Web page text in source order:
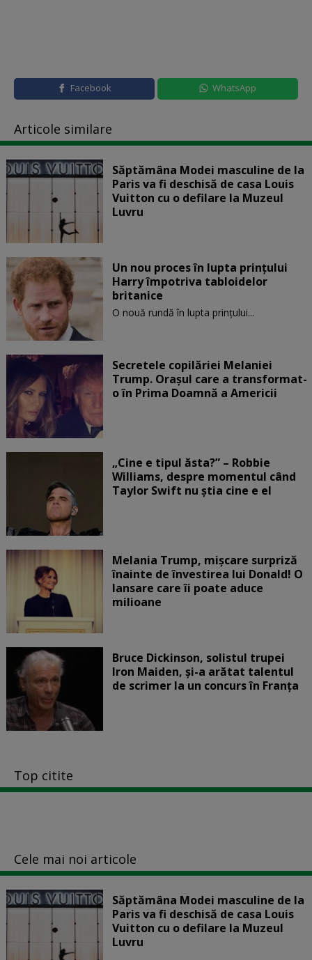
Facebook WhatsApp
Articole similare
Săptămâna Modei masculine de la
Paris va fi deschisă de casa Louis
Vuitton cu o defilare la Muzeul
Luvru
Un nou proces în lupta prinţului
Harry împotriva tabloidelor
britanice
O nouă rundă în lupta prinţului...
Secretele copilăriei Melaniei
Trump. Orașul care a transformat-
o în Prima Doamnă a Americii
„Cine e tipul ăsta?” – Robbie
Williams, despre momentul când
Taylor Swift nu știa cine e el
Melania Trump, mișcare surpriză
înainte de învestirea lui Donald! O
lansare care îi poate aduce
milioane
Bruce Dickinson, solistul trupei
Iron Maiden, şi-a arătat talentul
de scrimer la un concurs în Franţa
Top citite
Cele mai noi articole
Săptămâna Modei masculine de la
Paris va fi deschisă de casa Louis
Vuitton cu o defilare la Muzeul
Luvru